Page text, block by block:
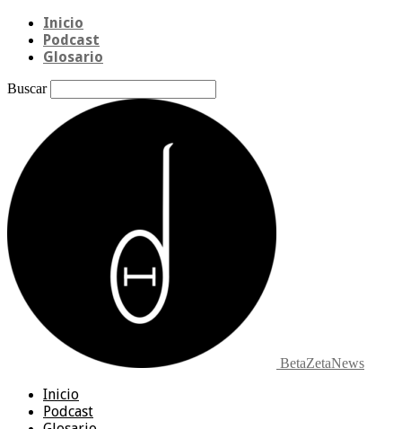
Inicio
Podcast
Glosario
Buscar
BetaZetaNews
Inicio
Podcast